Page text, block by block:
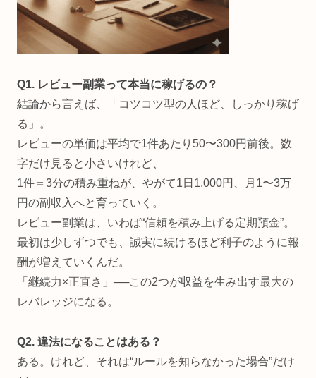
Q1. レビュー副業って本当に稼げるの？
結論から言えば、「コツコツ型の人ほど、しっかり稼げ
る」。
レビューの単価は平均で1件あたり50〜300円前後。数
字だけ見ると小さいけれど、
1件＝3分の積み重ねが、やがて1日1,000円、月1〜3万
円の副収入へと育っていく。
レビュー副業は、いわば“信頼を積み上げる定期預金”。
最初は少しずつでも、誠実に続けるほど利子のように報
酬が増えていくんだ。
「継続力×正直さ」──この2つが収益を生み出す最大の
レバレッジになる。
Q2. 違法になることはある？
ある。けれど、それは“ルールを知らなかった場合”だけ